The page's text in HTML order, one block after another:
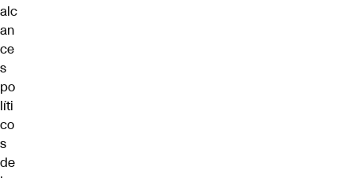
alc
an
ce
s
po
líti
co
s
de